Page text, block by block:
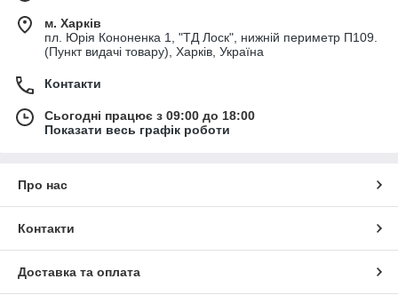
м. Харків
пл. Юрія Кононенка 1, "ТД Лоск", нижній периметр П109.
(Пункт видачі товару), Харків, Україна
Контакти
Сьогодні працює з 09:00 до 18:00
Показати весь графік роботи
Про нас
Контакти
Доставка та оплата